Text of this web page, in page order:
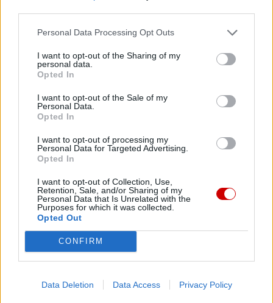
Personal Data Processing Opt Outs
I want to opt-out of the Sharing of my
personal data.
Opted In
I want to opt-out of the Sale of my
Personal Data.
Opted In
I want to opt-out of processing my
Personal Data for Targeted Advertising.
Opted In
I want to opt-out of Collection, Use,
Retention, Sale, and/or Sharing of my
Personal Data that Is Unrelated with the
Purposes for which it was collected.
Opted Out
CONFIRM
Data Deletion Data Access Privacy Policy